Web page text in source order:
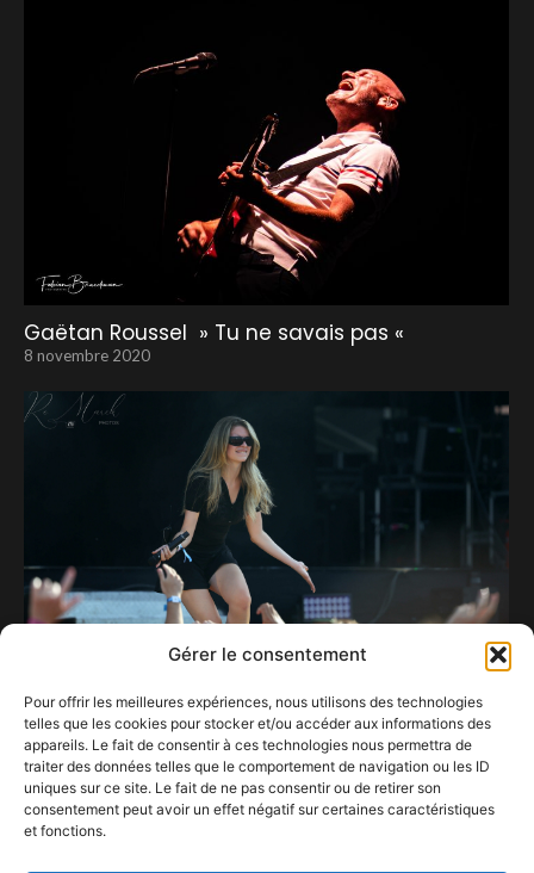
Gérer le consentement
Pour offrir les meilleures expériences, nous utilisons des technologies
telles que les cookies pour stocker et/ou accéder aux informations des
appareils. Le fait de consentir à ces technologies nous permettra de
traiter des données telles que le comportement de navigation ou les ID
uniques sur ce site. Le fait de ne pas consentir ou de retirer son
consentement peut avoir un effet négatif sur certaines caractéristiques
et fonctions.
Gaëtan Roussel » Tu ne savais pas «
8 novembre 2020
Adèle Castillon inaugure la scène Zanzibar en
mode festival de Cannes.
1 septembre 2025